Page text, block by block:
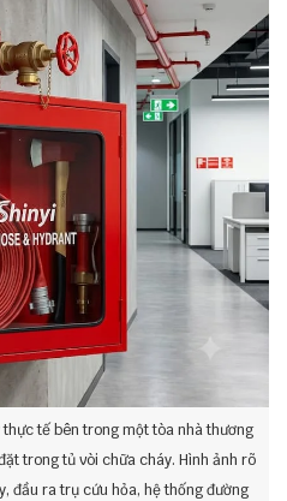
tế bên trong một tòa nhà thương
trong tủ vòi chữa cháy. Hình ảnh rõ
đầu ra trụ cứu hỏa, hệ thống đường